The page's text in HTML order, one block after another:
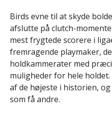
Birds evne til at skyde
afslutte på clutch-
mest frygtede scorere i
fremragende playmaker,
holdkammerater med
muligheder for hele
af de højeste i historien,
som få andre.